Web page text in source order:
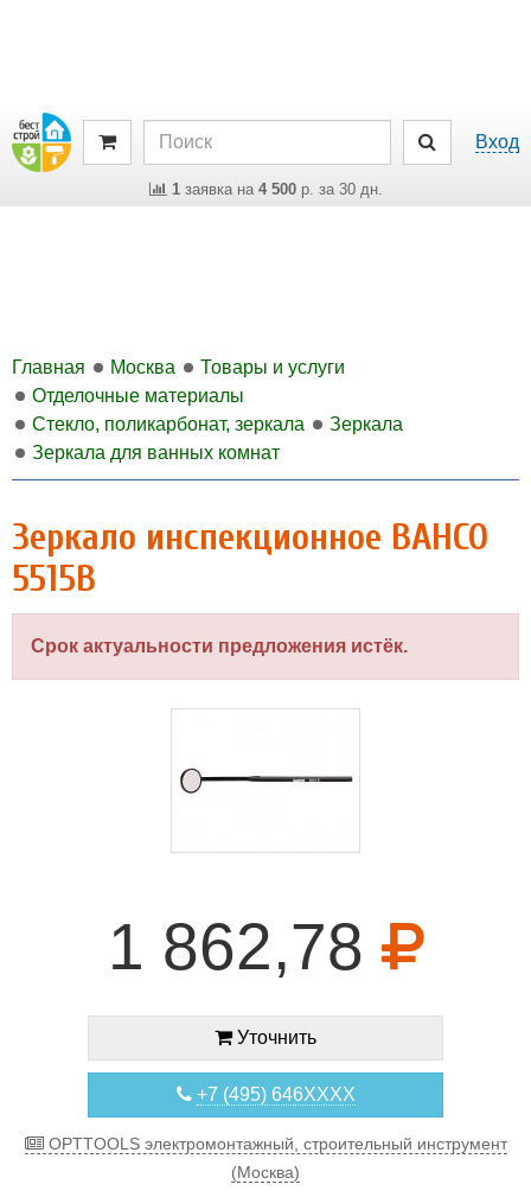
Вход
1заявка на 4 500р. за 30 дн.
Главная Москва
Товары и услуги
Отделочные материалы
Стекло, поликарбонат, зеркала
Зеркала
Зеркала для ванных комнат
Зеркало инспекционное BAHCO
5515B
Срок актуальности предложения истёк.
1 862,78
Уточнить
+7 (495) 646XXXX
OPTTOOLS электромонтажный, строительный инструмент
(Москва)